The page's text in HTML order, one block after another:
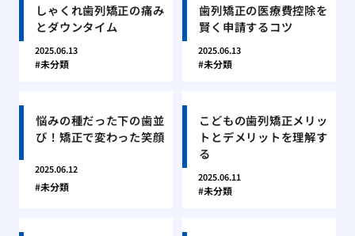
しゃくれ歯列矯正の痛み
とダウンタイム
2025.06.13
未分類
歯列矯正の医療費控除を
賢く申請するコツ
2025.06.13
未分類
悩みの種だった下の歯並
び！矯正で変わった笑顔
2025.06.12
未分類
こどもの歯列矯正メリッ
トとデメリットを理解す
る
2025.06.11
未分類